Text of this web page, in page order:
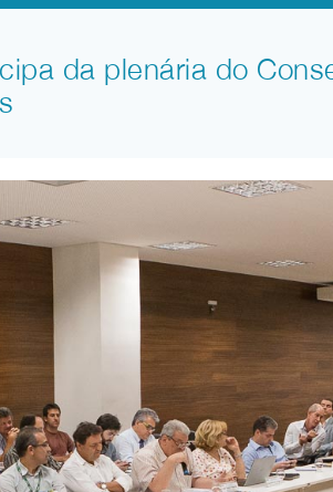
da plenária do